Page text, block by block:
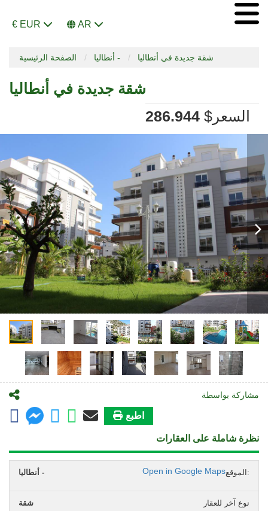
€ EUR AR
الصفحة الرئيسية أنطاليا - شقة جديدة في أنطاليا
شقة جديدة في أنطاليا
السعر
286.944 $
مشاركة بواسطة
اطبع
نظرة شاملة على العقارات
الموقع: أنطاليا - Open in Google Maps
نوع آخر للعقار شقة